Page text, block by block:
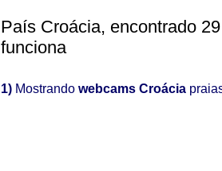
País Croácia, encontrado
funciona
1) Mostrando webcams Croácia